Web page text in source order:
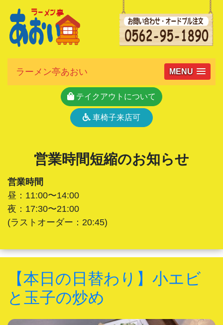
ラーメン亭あおい MENU
テイクアウトについて
車椅子来店可
営業時間短縮のお知らせ
営業時間
昼：11:00〜14:00
夜：17:30〜21:00
(ラストオーダー：20:45)
【本日の日替わり】小エビ
と玉子の炒め